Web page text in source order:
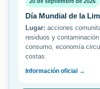
Día Mundial de la
Lugar: acciones
residuos y contaminación.
consumo, economía
costas.
Información oficial →